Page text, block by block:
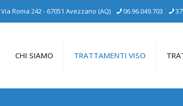
Roma 242 - 67051 Avezzano (AQ) 06.96.049.703
CHI SIAMO TRATTAMENTI VISO